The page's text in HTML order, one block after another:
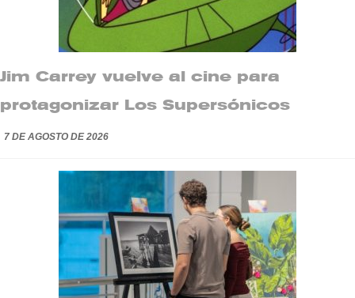
Jim Carrey vuelve al cine para
protagonizar Los Supersónicos
7 DE AGOSTO DE 2026